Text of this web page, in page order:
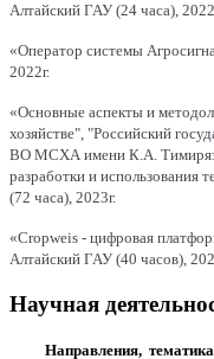
Алтайский ГАУ (24 часа),
«Оператор системы
2022г.
«Основные аспекты и
хозяйстве", "Российский
ВО МСХА имени К.А.
разработки и
(72 часа), 2023г.
«Cropweis - цифровая
Алтайский ГАУ (40 часов),
Научная
Направления,